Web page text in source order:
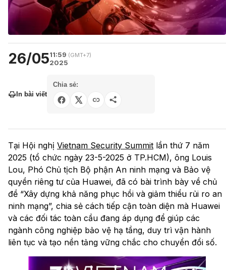
26/0511:59 (GMT+7)
2025
In bài viết
Chia sẻ:
Tại Hội nghị Vietnam Security Summit lần thứ 7 năm
2025 (tổ chức ngày 23-5-2025 ở TP.HCM), ông Louis
Lou, Phó Chủ tịch Bộ phận An ninh mạng và Bảo vệ
quyền riêng tư của Huawei, đã có bài trình bày về chủ
đề “Xây dựng khả năng phục hồi và giảm thiểu rủi ro an
ninh mạng”, chia sẻ cách tiếp cận toàn diện mà Huawei
và các đối tác toàn cầu đang áp dụng để giúp các
ngành công nghiệp bảo vệ hạ tầng, duy trì vận hành
liên tục và tạo nền tảng vững chắc cho chuyển đổi số.